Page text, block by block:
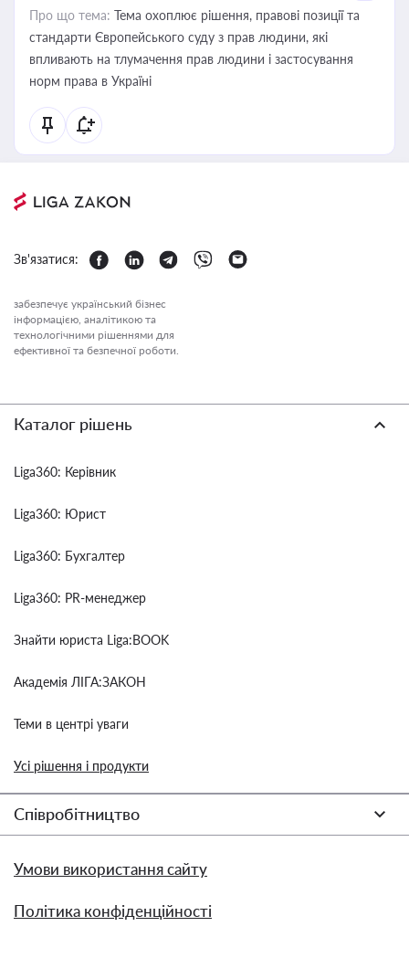
Про що тема: Тема охоплює рішення, правові позиції та
стандарти Європейського суду з прав людини, які
впливають на тлумачення прав людини і застосування
норм права в Україні
Зв'язатися:
забезпечує український бізнес
інформацією, аналітикою та
технологічними рішеннями для
ефективної та безпечної роботи.
Каталог рішень
Liga360: Керівник
Liga360: Юрист
Liga360: Бухгалтер
Liga360: PR-менеджер
Знайти юриста Liga:BOOK
Академія ЛІГА:ЗАКОН
Теми в центрі уваги
Усі рішення і продукти
Співробітництво
Умови використання сайту
Політика конфіденційності